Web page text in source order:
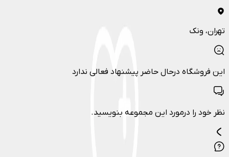
تهران، ونک
این فروشگاه درحال حاضر پیشنهاد فعالی ندارد
نظر خود را درمورد این مجموعه بنویسید.